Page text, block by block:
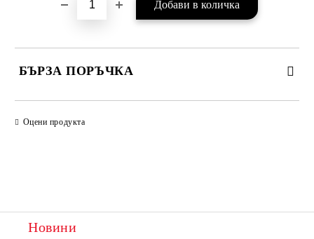
БЪРЗА ПОРЪЧКА
Оцени продукта
Новини